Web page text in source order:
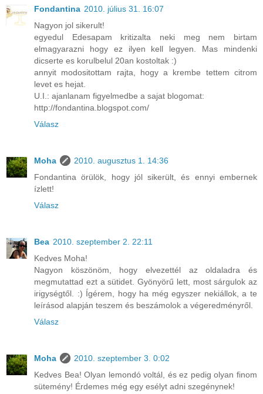
Fondantina 2010. július 31. 16:07
Nagyon jol sikerult!
egyedul Edesapam kritizalta neki meg nem birtam
elmagyarazni hogy ez ilyen kell legyen. Mas mindenki
dicserte es korulbelul 20an kostoltak :)
annyit modositottam rajta, hogy a krembe tettem citrom
levet es hejat.
U.I.: ajanlanam figyelmedbe a sajat blogomat:
http://fondantina.blogspot.com/
Válasz
Moha
2010. augusztus 1. 14:36
Fondantina örülök, hogy jól sikerült, és ennyi embernek
ízlett!
Válasz
Bea 2010. szeptember 2. 22:11
Kedves Moha!
Nagyon köszönöm, hogy elvezettél az oldaladra és
megmutattad ezt a sütidet. Gyönyörű lett, most sárgulok az
irigységtől. :) Ígérem, hogy ha még egyszer nekiállok, a te
leírásod alapján teszem és beszámolok a végeredményről.
Válasz
Moha
2010. szeptember 3. 0:02
Kedves Bea! Olyan lemondó voltál, és ez pedig olyan finom
sütemény! Érdemes még egy esélyt adni szegénynek!